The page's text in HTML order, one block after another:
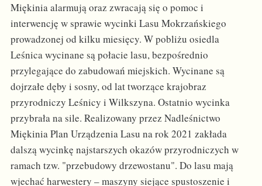
Miękinia alarmują oraz zwracają się o pomoc i
interwencję w sprawie wycinki Lasu Mokrzańskiego
prowadzonej od kilku miesięcy. W pobliżu osiedla
Leśnica wycinane są połacie lasu, bezpośrednio
przylegające do zabudowań miejskich. Wycinane są
dojrzałe dęby i sosny, od lat tworzące krajobraz
przyrodniczy Leśnicy i Wilkszyna. Ostatnio wycinka
przybrała na sile. Realizowany przez Nadleśnictwo
Miękinia Plan Urządzenia Lasu na rok 2021 zakłada
dalszą wycinkę najstarszych okazów przyrodniczych w
ramach tzw. "przebudowy drzewostanu". Do lasu mają
wjechać harwestery – maszyny siejące spustoszenie i